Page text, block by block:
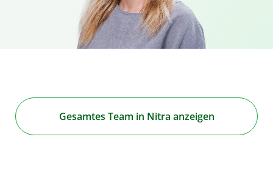
Gesamtes Team in Nitra anzeigen